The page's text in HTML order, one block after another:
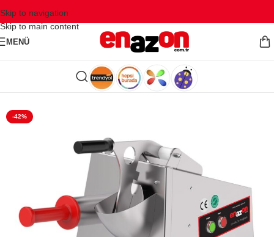
Skip to navigation
Skip to main content
MENÜ
-42%